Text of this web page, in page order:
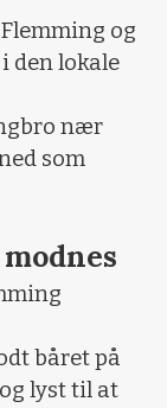
og
den lokale
nær
som
båret på
lyst til at